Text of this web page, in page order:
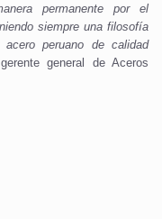
permanente por el
siempre una filosofía
peruano de calidad
general de Aceros